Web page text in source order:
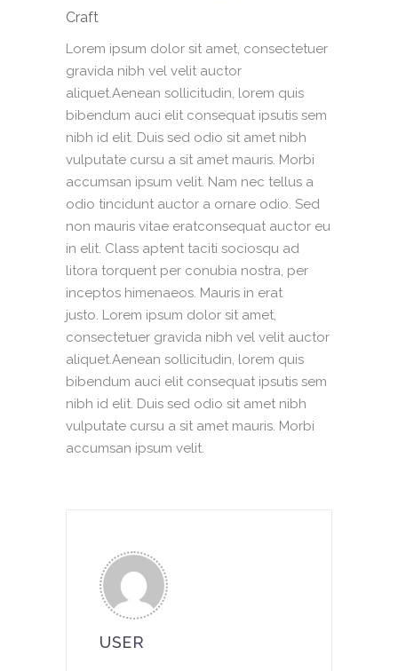
Craft
Lorem ipsum dolor sit amet, consectetuer
gravida nibh vel velit auctor
aliquet.Aenean sollicitudin, lorem quis
bibendum auci elit consequat ipsutis sem
nibh id elit. Duis sed odio sit amet nibh
vulputate cursu a sit amet mauris. Morbi
accumsan ipsum velit. Nam nec tellus a
odio tincidunt auctor a ornare odio. Sed
non mauris vitae eratconsequat auctor eu
in elit. Class aptent taciti sociosqu ad
litora torquent per conubia nostra, per
inceptos himenaeos. Mauris in erat
justo. Lorem ipsum dolor sit amet,
consectetuer gravida nibh vel velit auctor
aliquet.Aenean sollicitudin, lorem quis
bibendum auci elit consequat ipsutis sem
nibh id elit. Duis sed odio sit amet nibh
vulputate cursu a sit amet mauris. Morbi
accumsan ipsum velit.
USER